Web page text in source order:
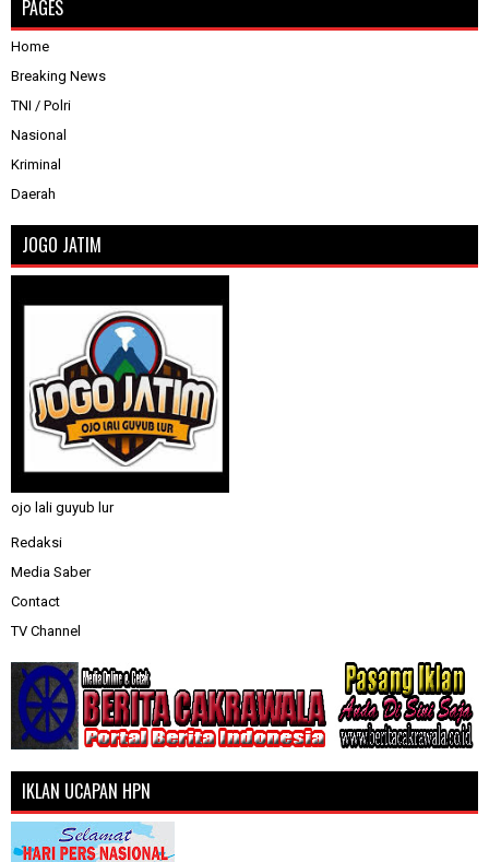
PAGES
Home
Breaking News
TNI / Polri
Nasional
Kriminal
Daerah
JOGO JATIM
ojo lali guyub lur
Redaksi
Media Saber
Contact
TV Channel
IKLAN UCAPAN HPN